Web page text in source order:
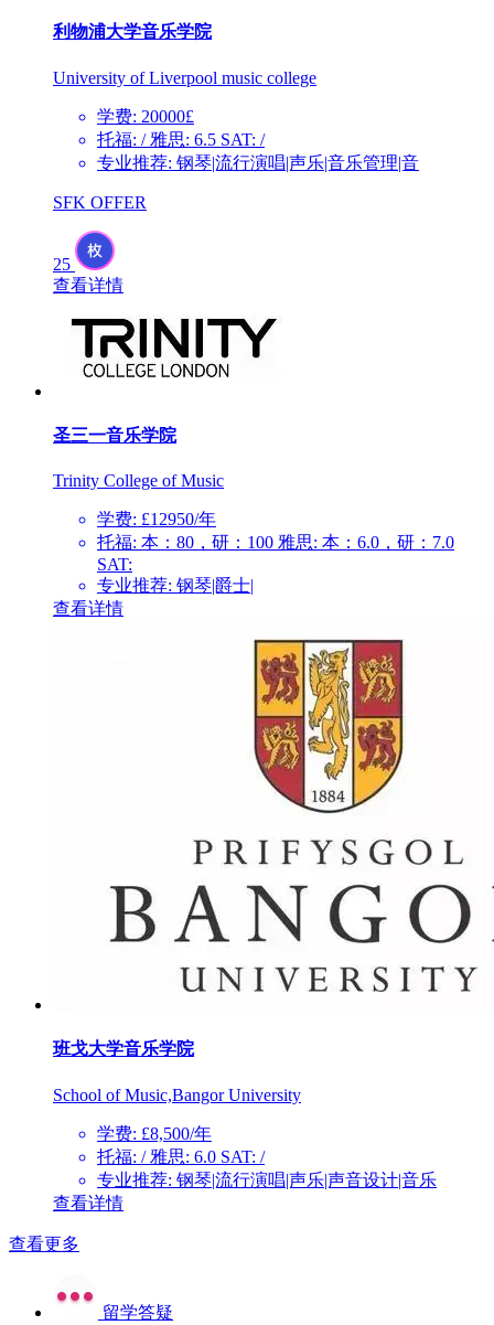
利物浦大学音乐学院
University of Liverpool music college
学费: 20000£
托福: / 雅思: 6.5 SAT: /
专业推荐: 钢琴|流行演唱|声乐|音乐管理|音
SFK OFFER
25
查看详情
圣三一音乐学院
Trinity College of Music
学费: £12950/年
托福: 本：80，研：100 雅思: 本：6.0，研：7.0
SAT:
专业推荐: 钢琴|爵士|
查看详情
班戈大学音乐学院
School of Music,Bangor University
学费: £8,500/年
托福: / 雅思: 6.0 SAT: /
专业推荐: 钢琴|流行演唱|声乐|声音设计|音乐
查看详情
查看更多
留学答疑